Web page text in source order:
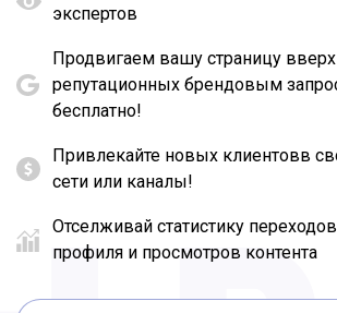
экспертов
Продвигаем вашу страницу
репутационных брендовым
бесплатно!
Привлекайте новых клиентовв
сети или каналы!
Отселживай статистику
профиля и просмотров контента